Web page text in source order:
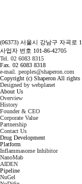
(06373) 서울시 강남구 자곡로
사업자 번호 101-86-42705
Tel. 02 6083 8315
Fax. 02 6083 8318
e-mail. peoples@shaperon.com
Copyright (c) Shaperon All rights
Designed by webplanet
About Us
Overview
History
Founder & CEO
Corporate Value
Partnership
Contact Us
Drug Development
Platform
Inflammasome Inhibitor
NanoMab
AIDEN
Pipeline
NuGel